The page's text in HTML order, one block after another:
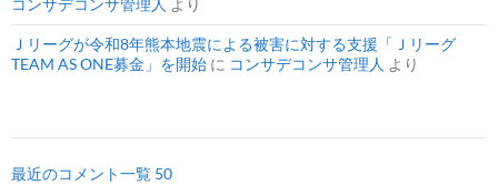
Ｊリーグが令和8年熊本地震による被害に対する支援「Ｊリーグ
TEAM AS ONE募金」を開始 に コンサデコンサ管理人 より
最近のコメント一覧 50